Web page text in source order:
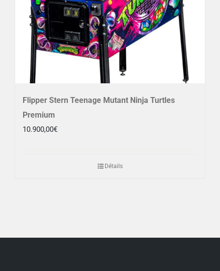
Flipper Stern Teenage Mutant Ninja Turtles
Premium
10.900,00€
Détails